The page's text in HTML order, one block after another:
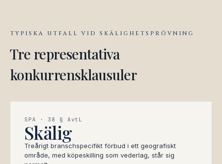
TYPISKA UTFALL VID SKÄLIGHETSPRÖVNING
Tre representativa
konkurrensklausuler
SPA · 38 § AvtL
Skälig
Treårigt branschspecifikt förbud i ett geografiskt
område, med köpeskilling som vederlag, står sig